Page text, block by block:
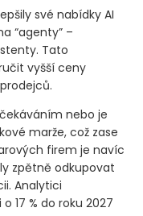
své nabídky AI
“agenty” –
Tato
vyšší ceny
nebo je
marže, což zase
firem je navíc
zpětně odkupovat
Analytici
17 % do roku 2027